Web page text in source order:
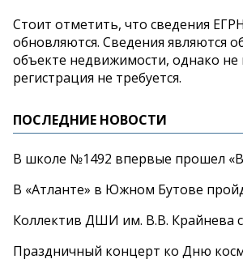
Стоит отметить, что сведения
обновляются. Сведения являются
объекте недвижимости, однако
регистрация не требуется.
ПОСЛЕДНИЕ НОВОСТИ
В школе №1492 впервые прошел
В «Атланте» в Южном Бутове
Коллектив ДШИ им. В.В. Крайнева
Праздничный концерт ко Дню